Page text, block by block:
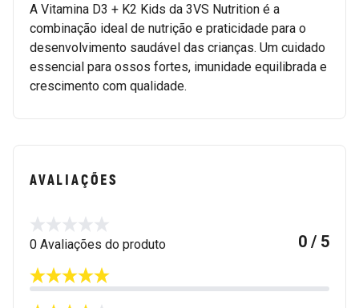
A Vitamina D3 + K2 Kids da 3VS Nutrition é a
combinação ideal de nutrição e praticidade para o
desenvolvimento saudável das crianças. Um cuidado
essencial para ossos fortes, imunidade equilibrada e
crescimento com qualidade.
AVALIAÇÕES
0 Avaliações do produto 0 / 5